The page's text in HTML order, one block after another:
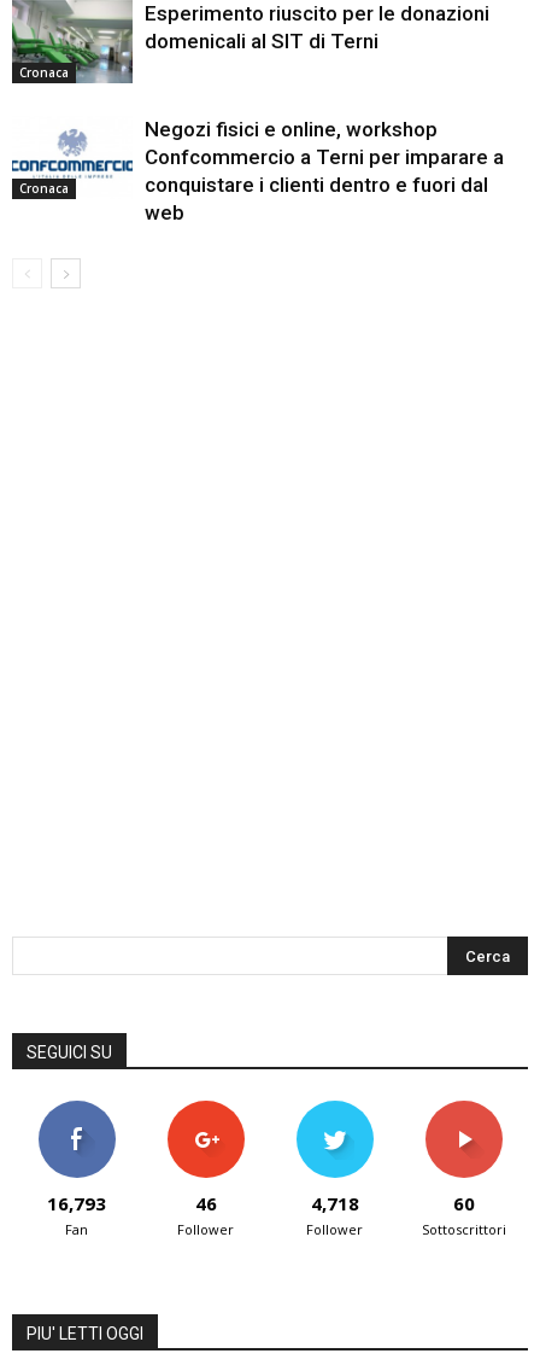
Cronaca
Esperimento riuscito per le donazioni
domenicali al SIT di Terni
Cronaca
Negozi fisici e online, workshop
Confcommercio a Terni per imparare a
conquistare i clienti dentro e fuori dal
web
SEGUICI SU
16,793
Fan
46
Follower
4,718
Follower
60
Sottoscrittori
PIU' LETTI OGGI